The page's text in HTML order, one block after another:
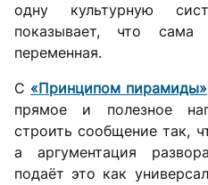
одну культурную
показывает, что сама
переменная.
С «Принципом пирамиды»
прямое и полезное
строить сообщение так,
а аргументация
подаёт это как